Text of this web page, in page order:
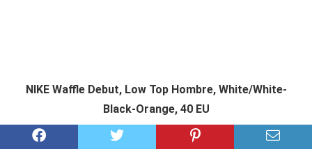
NIKE Waffle Debut, Low Top Hombre, White/White-
Black-Orange, 40 EU
Consultar precio en Amazon